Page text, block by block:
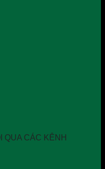
QUA CÁC KÊNH